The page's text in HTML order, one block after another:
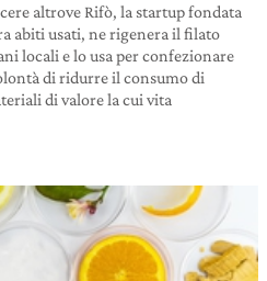
altrove Rifò, la startup fondata
abiti usati, ne rigenera il filato
locali e lo usa per confezionare
di ridurre il consumo di
di valore la cui vita